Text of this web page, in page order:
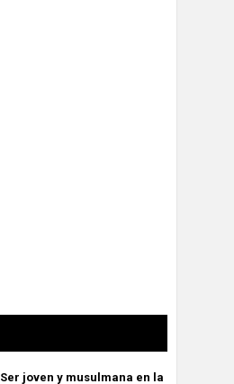
Ser joven y musulmana en la